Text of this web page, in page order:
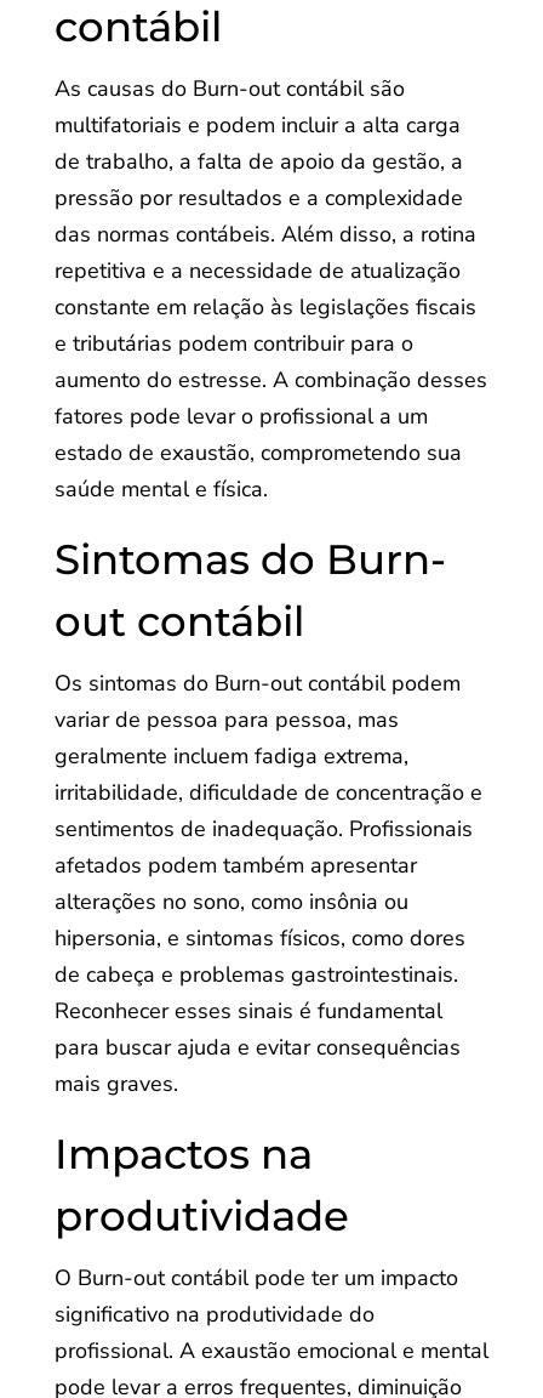
contábil
As causas do Burn-out contábil são
multifatoriais e podem incluir a alta carga
de trabalho, a falta de apoio da gestão, a
pressão por resultados e a complexidade
das normas contábeis. Além disso, a rotina
repetitiva e a necessidade de atualização
constante em relação às legislações fiscais
e tributárias podem contribuir para o
aumento do estresse. A combinação desses
fatores pode levar o profissional a um
estado de exaustão, comprometendo sua
saúde mental e física.
Sintomas do Burn-
out contábil
Os sintomas do Burn-out contábil podem
variar de pessoa para pessoa, mas
geralmente incluem fadiga extrema,
irritabilidade, dificuldade de concentração e
sentimentos de inadequação. Profissionais
afetados podem também apresentar
alterações no sono, como insônia ou
hipersonia, e sintomas físicos, como dores
de cabeça e problemas gastrointestinais.
Reconhecer esses sinais é fundamental
para buscar ajuda e evitar consequências
mais graves.
Impactos na
produtividade
O Burn-out contábil pode ter um impacto
significativo na produtividade do
profissional. A exaustão emocional e mental
pode levar a erros frequentes, diminuição